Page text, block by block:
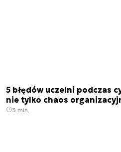
5 błędów uczelni podczas
nie tylko chaos
3 min.